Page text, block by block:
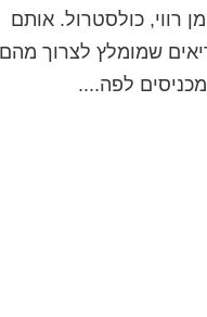
רווי, כולסטרול. אותם
שמומלץ לצרוך מהם
לפה....